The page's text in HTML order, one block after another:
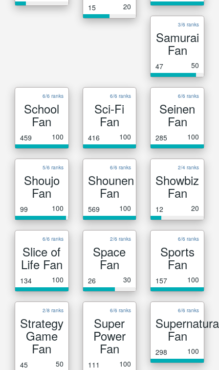
15 20
3/6 ranks
Samurai
Fan
47 50
6/6 ranks
School
Fan
459 100
6/6 ranks
Sci-Fi
Fan
416 100
6/6 ranks
Seinen
Fan
285 100
5/6 ranks
Shoujo
Fan
99 100
6/6 ranks
Shounen
Fan
569 100
2/4 ranks
Showbiz
Fan
12 20
6/6 ranks
Slice of
Life Fan
134 100
2/6 ranks
Space
Fan
26 30
6/6 ranks
Sports
Fan
157 100
2/8 ranks
Strategy
Game
Fan
45 50
6/6 ranks
Super
Power
Fan
111 100
6/6 ranks
Fan
298 100